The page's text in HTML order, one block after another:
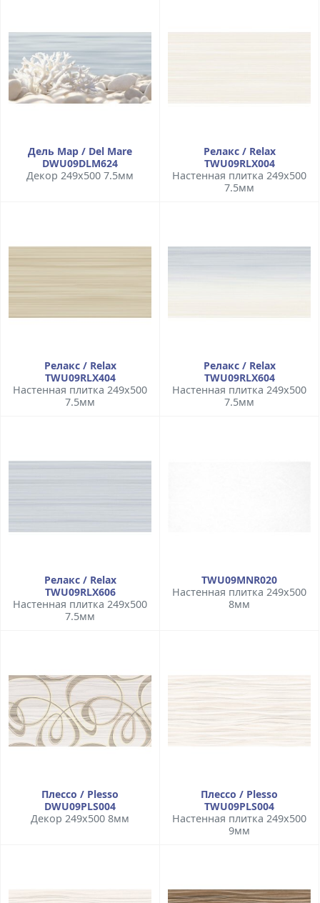
Дель Мар / Del Mare
DWU09DLM624
Декор 249x500 7.5мм
Релакс / Relax
TWU09RLX004
Настенная плитка 249x500
7.5мм
Релакс / Relax
TWU09RLX404
Настенная плитка 249x500
7.5мм
Релакс / Relax
TWU09RLX604
Настенная плитка 249x500
7.5мм
Релакс / Relax
TWU09RLX606
Настенная плитка 249x500
7.5мм
TWU09MNR020
Настенная плитка 249x500
8мм
Плессо / Plesso
DWU09PLS004
Декор 249x500 8мм
Плессо / Plesso
TWU09PLS004
Настенная плитка 249x500
9мм